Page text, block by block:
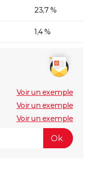
23,7 %
1,4 %
Voir un exemple
Voir un exemple
Voir un exemple